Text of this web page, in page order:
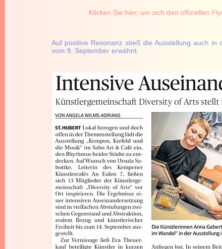
Klicken Sie hier, um sich den offiziellen
Auf positive Resonanz stieß die Ausstellung auch
vom 9. September erwähnt.